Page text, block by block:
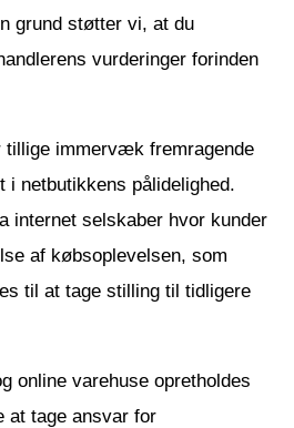
grund støtter vi, at du
vurderinger forinden
tillige immervæk fremragende
i netbutikkens pålidelighed.
internet selskaber hvor kunder
af købsoplevelsen, som
til at tage stilling til tidligere
online varehuse opretholdes
at tage ansvar for